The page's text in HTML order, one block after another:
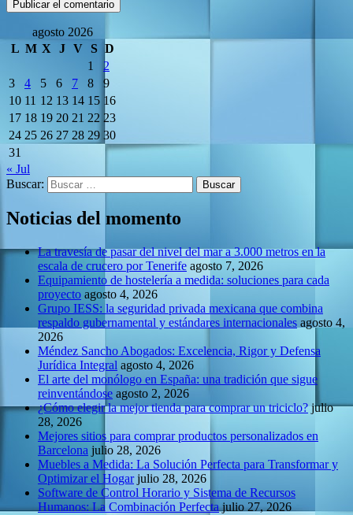
agosto 2026
L M X J V S D
1
2
3
4 5 6 7 8
9
10 11 12 13 14 15 16
17 18 19 20 21 22 23
24 25 26 27 28 29 30
31
« Jul
Buscar:
Noticias del momento
La travesía de pasar del nivel del mar a 3.000 metros en la
escala de crucero por Tenerife agosto 7, 2026
Equipamiento de hostelería a medida: soluciones para cada
proyecto agosto 4, 2026
Grupo IESS: la seguridad privada mexicana que combina
respaldo gubernamental y estándares internacionales agosto 4,
2026
Méndez Sancho Abogados: Excelencia, Rigor y Defensa
Jurídica Integral agosto 4, 2026
El arte del monólogo en España: una tradición que sigue
reinventándose agosto 2, 2026
¿Cómo elegir la mejor tienda para comprar un triciclo? julio
28, 2026
Mejores sitios para comprar productos personalizados en
Barcelona julio 28, 2026
Muebles a Medida: La Solución Perfecta para Transformar y
Optimizar el Hogar julio 28, 2026
Software de Control Horario y Sistema de Recursos
Humanos: La Combinación Perfecta julio 27, 2026